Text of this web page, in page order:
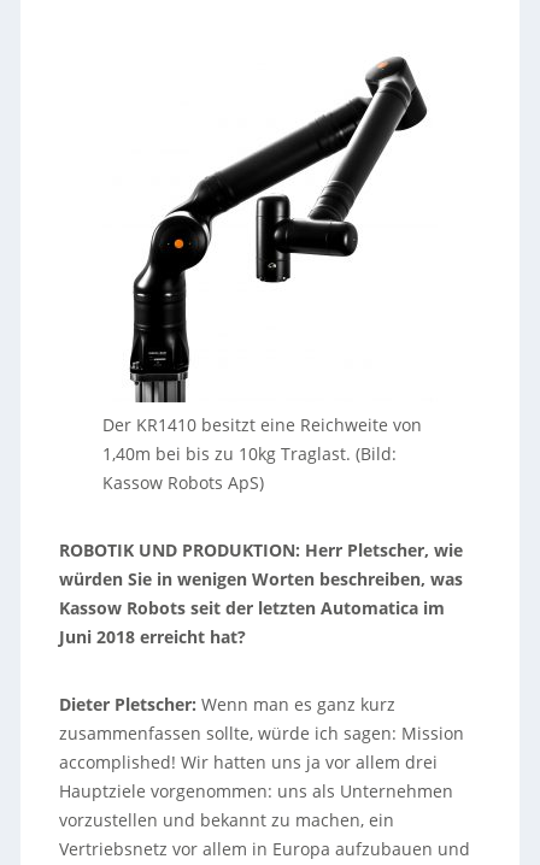
Der KR1410 besitzt eine Reichweite von
1,40m bei bis zu 10kg Traglast. (Bild:
Kassow Robots ApS)
ROBOTIK UND PRODUKTION: Herr Pletscher, wie
würden Sie in wenigen Worten beschreiben, was
Kassow Robots seit der letzten Automatica im
Juni 2018 erreicht hat?
Dieter Pletscher: Wenn man es ganz kurz
zusammenfassen sollte, würde ich sagen: Mission
accomplished! Wir hatten uns ja vor allem drei
Hauptziele vorgenommen: uns als Unternehmen
vorzustellen und bekannt zu machen, ein
Vertriebsnetz vor allem in Europa aufzubauen und